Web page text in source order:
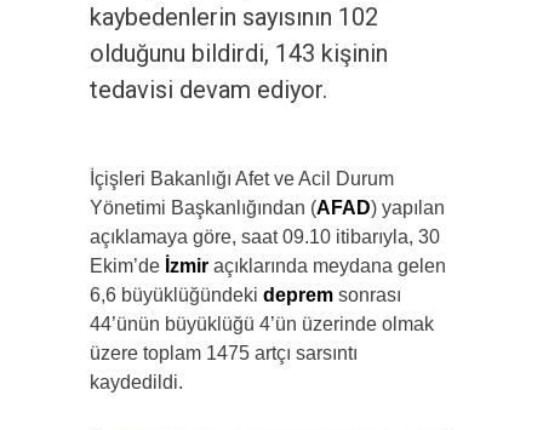
kaybedenlerin sayısının 102
olduğunu bildirdi, 143 kişinin
tedavisi devam ediyor.
İçişleri Bakanlığı Afet ve Acil Durum
Yönetimi Başkanlığından (AFAD) yapılan
açıklamaya göre, saat 09.10 itibarıyla, 30
Ekim’de İzmir açıklarında meydana gelen
6,6 büyüklüğündeki deprem sonrası
44’ünün büyüklüğü 4’ün üzerinde olmak
üzere toplam 1475 artçı sarsıntı
kaydedildi.